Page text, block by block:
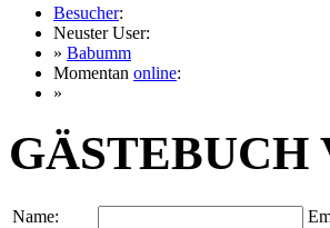
Besucher:
Neuster User:
» Babumm
Momentan online:
»
GÄSTEBUCH
Name: